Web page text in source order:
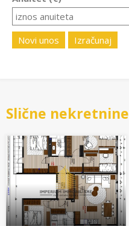
Novi unos Izračunaj
Slične nekretnine